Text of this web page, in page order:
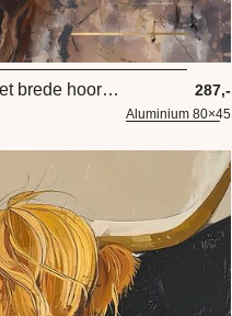
Schotse hooglander kop met brede hoorns -mixed media goud tinten 287,-
Aluminium 80×45